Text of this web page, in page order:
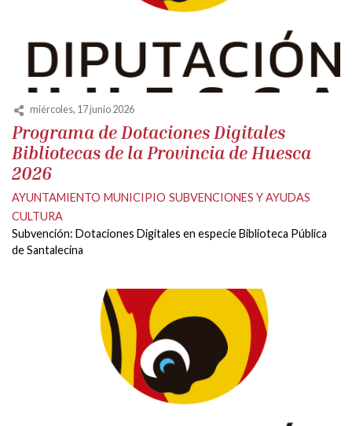
miércoles, 17 junio 2026
Programa de Dotaciones Digitales
Bibliotecas de la Provincia de Huesca
2026
AYUNTAMIENTO MUNICIPIO SUBVENCIONES Y AYUDAS
CULTURA
Subvención: Dotaciones Digitales en especie Biblioteca Pública
de Santalecina